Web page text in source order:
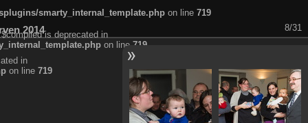
smarty_internal_template.php on line 719
2014 8/31
is deprecated in
on line 719
in
on line 719